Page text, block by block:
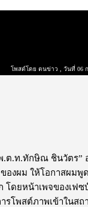
โพสต์โดย ตนข่าว , วันที่ 06
“พ.ต.ท.ทักษิณ ชินวัตร
องผม ให้โอกาสผม
ดยหน้าเพจของเฟซ
รโพสต์ภาพเข้าในส